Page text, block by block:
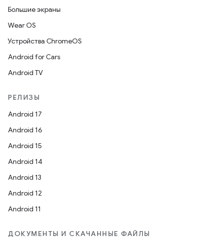
Большие экраны
Wear OS
Устройства ChromeOS
Android for Cars
Android TV
РЕЛИЗЫ
Android 17
Android 16
Android 15
Android 14
Android 13
Android 12
Android 11
ДОКУМЕНТЫ И СКАЧАННЫЕ ФАЙЛЫ